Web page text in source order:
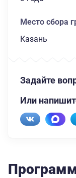
Место сбора
Казань
Задайте
Или